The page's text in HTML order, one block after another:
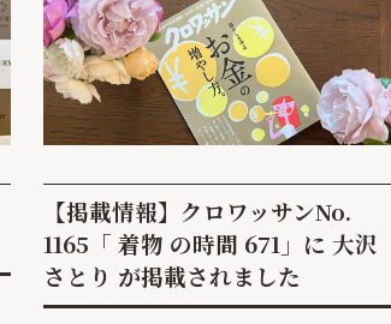
【掲載情報】クロワッサンNo.
1165「 着物 の時間 671」に 大沢
さとり が掲載されました